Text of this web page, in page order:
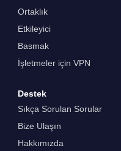
Ortaklık
Etkileyici
Basmak
İşletmeler için VPN
Destek
Sıkça Sorulan Sorular
Bize Ulaşın
Hakkımızda